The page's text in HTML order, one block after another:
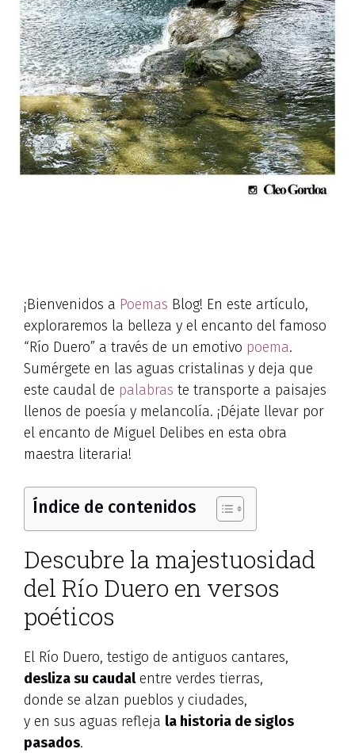
¡Bienvenidos a Poemas Blog! En este artículo,
exploraremos la belleza y el encanto del famoso
“Río Duero” a través de un emotivo poema.
Sumérgete en las aguas cristalinas y deja que
este caudal de palabras te transporte a paisajes
llenos de poesía y melancolía. ¡Déjate llevar por
el encanto de Miguel Delibes en esta obra
maestra literaria!
Índice de contenidos
Descubre la majestuosidad
del Río Duero en versos
poéticos
El Río Duero, testigo de antiguos cantares,
desliza su caudalentre verdes tierras,
donde se alzan pueblos y ciudades,
y en sus aguas refleja la historia de siglos
pasados.